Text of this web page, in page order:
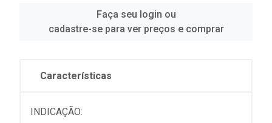
Faça seu login ou
cadastre-se para ver preços e comprar
Características
INDICAÇÃO: